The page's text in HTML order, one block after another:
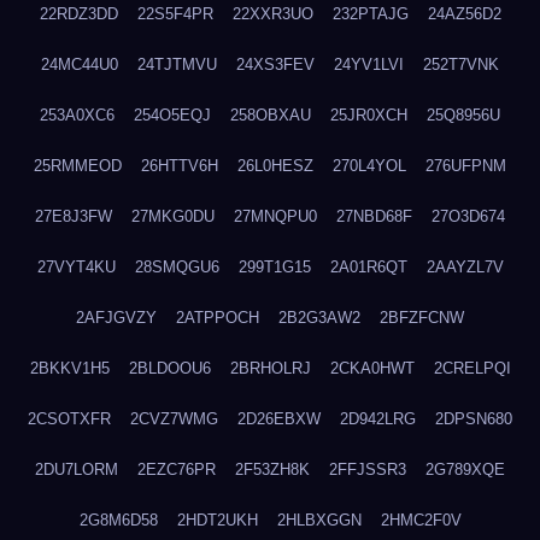
22RDZ3DD 22S5F4PR 22XXR3UO 232PTAJG 24AZ56D2
24MC44U0 24TJTMVU 24XS3FEV 24YV1LVI 252T7VNK
253A0XC6 254O5EQJ 258OBXAU 25JR0XCH 25Q8956U
25RMMEOD 26HTTV6H 26L0HESZ 270L4YOL 276UFPNM
27E8J3FW 27MKG0DU 27MNQPU0 27NBD68F 27O3D674
27VYT4KU 28SMQGU6 299T1G15 2A01R6QT 2AAYZL7V
2AFJGVZY 2ATPPOCH 2B2G3AW2 2BFZFCNW
2BKKV1H5 2BLDOOU6 2BRHOLRJ 2CKA0HWT 2CRELPQI
2CSOTXFR 2CVZ7WMG 2D26EBXW 2D942LRG 2DPSN680
2DU7LORM 2EZC76PR 2F53ZH8K 2FFJSSR3 2G789XQE
2G8M6D58 2HDT2UKH 2HLBXGGN 2HMC2F0V